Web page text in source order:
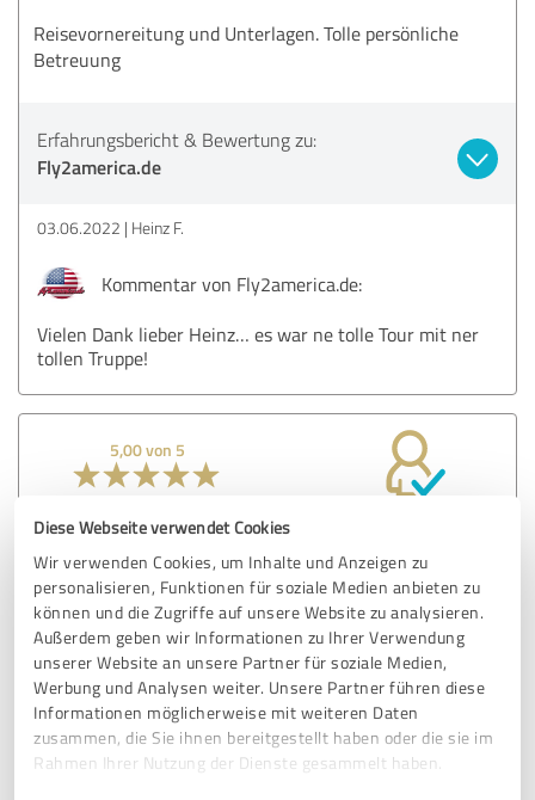
Diese Webseite verwendet Cookies
Wir verwenden Cookies, um Inhalte und Anzeigen zu
personalisieren, Funktionen für soziale Medien anbieten zu
können und die Zugriffe auf unsere Website zu analysieren.
Außerdem geben wir Informationen zu Ihrer Verwendung
unserer Website an unsere Partner für soziale Medien,
Werbung und Analysen weiter. Unsere Partner führen diese
Informationen möglicherweise mit weiteren Daten
zusammen, die Sie ihnen bereitgestellt haben oder die sie im
Rahmen Ihrer Nutzung der Dienste gesammelt haben.
Reisevornereitung und Unterlagen. Tolle persönliche
Betreuung
Erfahrungsbericht & Bewertung zu:
Fly2america.de
03.06.2022 Heinz F.
Kommentar von Fly2america.de:
Vielen Dank lieber Heinz… es war ne tolle Tour mit ner
tollen Truppe!
5,00 von 5
Alles Top
Erfahrungsbericht & Bewertung zu:
Fly2america.de
03.06.2022 Ingo T.